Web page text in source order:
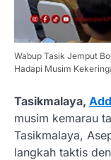
Wabup Tasik Jemput
Hadapi Musim
Tasikmalaya,
musim kemarau
Tasikmalaya,
langkah taktis